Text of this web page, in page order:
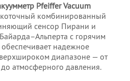
Pfeiffer Vacuum
комбинированный
сенсор Пирани и
с горячим
надежное
диапазоне — от
атмосферного давления.